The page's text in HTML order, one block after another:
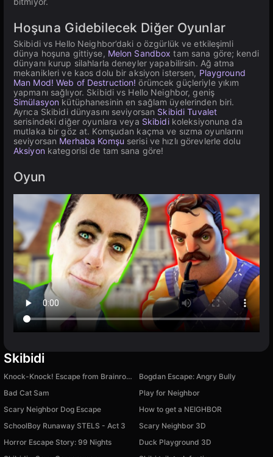
Hoşuna Gidebilecek Diğer Oyunlar
Skibidi vs Hello Neighbor’daki o özgürlük ve etkileşimli
dünya hoşuna gittiyse, Melon Sandbox tam sana göre; kendi
dünyanı kurup silahlarla deneyler yapabilirsin. Ağ atma
mekanikleri ve kaos dolu bir aksiyon istersen, Playground
Man Mod! Web of Destruction! örümcek güçleriyle yıkım
yapmanı sağlıyor. Skibidi vs Hello Neighbor, geniş
Simülasyon kütüphanesinin en sağlam üyelerinden biri.
Ayrıca Skibidi dünyasını seviyorsan Skibidi Tuvalet
serisindeki diğer oyunlara veya Skibidikoleksiyonuna da
mutlaka bir göz at. Komşudan kaçma ve sızma oyunlarını
seviyorsan Merhaba Komşu serisi ve hızlı görevlerle dolu
Aksiyon kategorisi de tam sana göre!
Oyun
Skibidi
Knock-Knock! Escape from Brainrots Obby +1 Tycoon
Bogdan Escape: Angry Bully
Bad Cat Sam
Play for Neighbor
Scary Neighbor Dog Escape
How to get a NEIGHBOR
SchoolBoy Runaway STELS - Act 3
Scary Neighbor 3D
Horror Escape Story: 99 Nights
Duck Playground 3D